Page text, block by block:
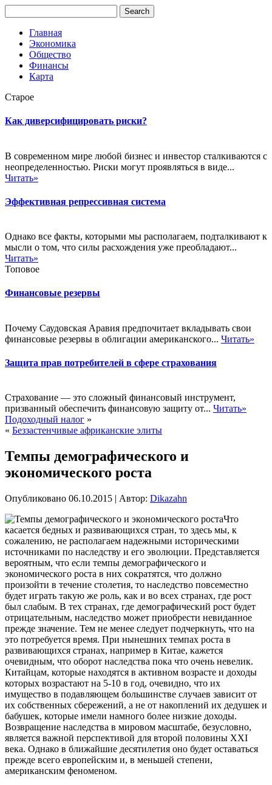
Главная
Экономика
Общество
Финансы
Карта
Старое
Как диверсифицировать риски?
В современном мире любой бизнес и инвестор сталкиваются с
неопределенностью. Риски могут проявляться в виде...
Читать»
Эффективная репрессивная система
Однако все факты, которыми мы располагаем, подталкивают к
мысли о том, что силы расхождения уже преобладают...
Читать»
Топовое
Финансовые резервы
Почему Саудовская Аравия предпочитает вкладывать свои
финансовые резервы в облигации американского... Читать»
Защита прав потребителей в сфере страхования
Страхование — это сложный финансовый инструмент,
призванный обеспечить финансовую защиту от... Читать»
Подоходный налог »
« Беззастенчивые африканские элиты
Темпы демографического и
экономического роста
Опубликовано 06.10.2015 | Автор: Dikazahn
Что
касается бедных и развивающихся стран, то здесь мы, к
сожалению, не располагаем надежными историческими
источниками по наследству и его эволюции. Представляется
вероятным, что если темпы демографического и
экономического роста в них сократятся, что должно
произойти в течение столетия, то наследство повсеместно
будет играть такую же роль, как и во всех странах, где рост
был слабым. В тех странах, где демографический рост будет
отрицательным, наследство может приобрести невиданное
прежде значение. Тем не менее следует подчеркнуть, что на
это потребуется время. При нынешних темпах роста в
развивающихся странах, например в Китае, кажется
очевидным, что оборот наследства пока что очень невелик.
Китайцам, которые находятся в активном возрасте и доходы
которых возрастают на 5-10 в год, очевидно, что их
имущество в подавляющем большинстве случаев зависит от
их собственных сбережений, а не от накоплений их дедушек и
бабушек, которые имели намного более низкие доходы.
Возвращение наследства в мировом масштабе, безусловно,
является важной перспективой для второй половины XXI
века. Однако в ближайшие десятилетия оно будет оставаться
прежде всего европейским и, в меньшей степени,
американским феноменом.